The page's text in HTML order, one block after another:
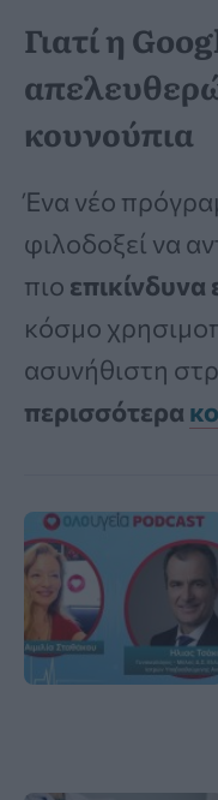
Γιατί η
κουνούπια
Ένα νέο
φιλοδοξεί να
πιο
κόσμο
ασυνήθιστη
περισσότερα